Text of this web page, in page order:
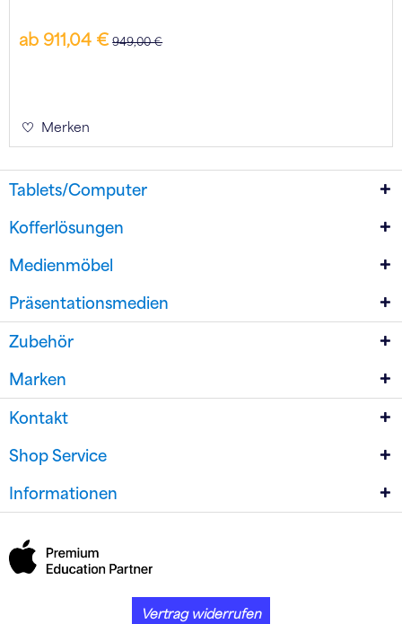
ab 911,04 € 949,00 €
Merken
Tablets/Computer
Kofferlösungen
Medienmöbel
Präsentationsmedien
Zubehör
Marken
Kontakt
Shop Service
Informationen
Vertrag widerrufen